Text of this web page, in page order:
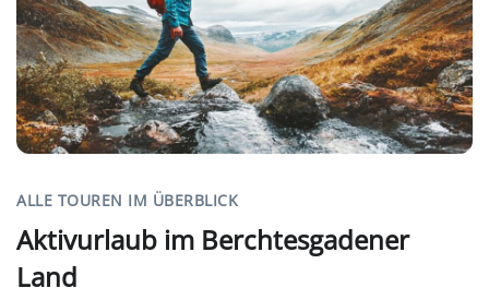
ALLE TOUREN IM ÜBERBLICK
Aktivurlaub im Berchtesgadener
Land